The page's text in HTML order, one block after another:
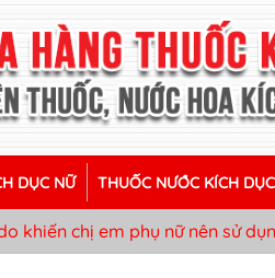
DỤC NỮ THUỐC NƯỚC KÍCH
khiến chị em phụ nữ nên sử